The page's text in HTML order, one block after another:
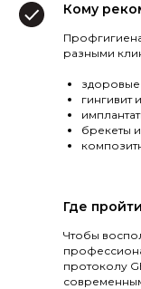
Кому
разными
гингивит
брекеты
Где
Чтобы
протоколу